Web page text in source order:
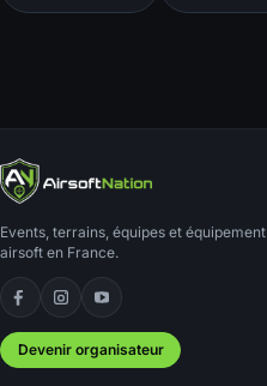
Events, terrains, équipes et équipement
airsoft en France.
Facebook
Instagram
YouTube
Devenir organisateur